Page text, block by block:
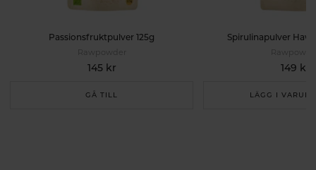
Passionsfruktpulver 125g
145 kr
GÅ TILL
Spirulinapulver
149 kr
LÄGG I